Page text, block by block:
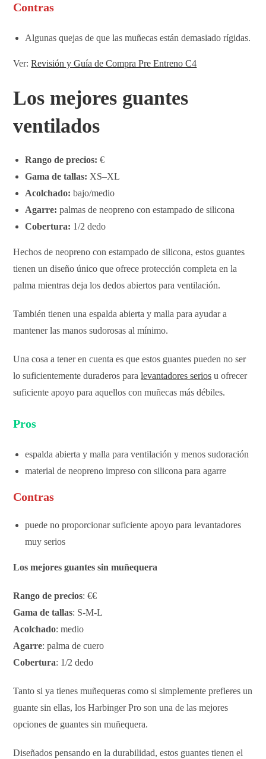
Contras
Algunas quejas de que las muñecas están demasiado rígidas.
Ver:Revisión y Guía de Compra Pre Entreno C4
Los mejores guantes
ventilados
Rango de precios: €
Gama de tallas: XS–XL
Acolchado: bajo/medio
Agarre: palmas de neopreno con estampado de silicona
Cobertura: 1/2 dedo
Hechos de neopreno con estampado de silicona, estos guantes
tienen un diseño único que ofrece protección completa en la
palma mientras deja los dedos abiertos para ventilación.
También tienen una espalda abierta y malla para ayudar a
mantener las manos sudorosas al mínimo.
Una cosa a tener en cuenta es que estos guantes pueden no ser
lo suficientemente duraderos paralevantadores serios u ofrecer
suficiente apoyo para aquellos con muñecas más débiles.
Pros
espalda abierta y malla para ventilación y menos sudoración
material de neopreno impreso con silicona para agarre
Contras
puede no proporcionar suficiente apoyo para levantadores
muy serios
Los mejores guantes sin muñequera
Rango de precios: €€
Gama de tallas: S-M-L
Acolchado: medio
Agarre: palma de cuero
Cobertura: 1/2 dedo
Tanto si ya tienes muñequeras como si simplemente prefieres un
guante sin ellas, los Harbinger Pro son una de las mejores
opciones de guantes sin muñequera.
Diseñados pensando en la durabilidad, estos guantes tienen el